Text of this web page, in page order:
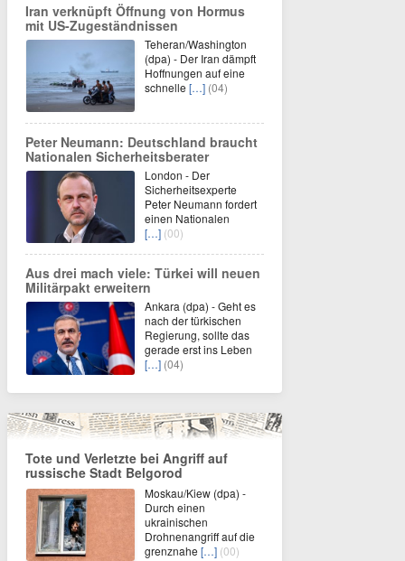
Iran verknüpft Öffnung von Hormus
mit US-Zugeständnissen
Teheran/Washington
(dpa) - Der Iran dämpft
Hoffnungen auf eine
schnelle […] (04)
Peter Neumann: Deutschland braucht
Nationalen Sicherheitsberater
London - Der
Sicherheitsexperte
Peter Neumann fordert
einen Nationalen
[…] (00)
Aus drei mach viele: Türkei will neuen
Militärpakt erweitern
Ankara (dpa) - Geht es
nach der türkischen
Regierung, sollte das
gerade erst ins Leben
[…] (04)
Tote und Verletzte bei Angriff auf
russische Stadt Belgorod
Moskau/Kiew (dpa) -
Durch einen
ukrainischen
Drohnenangriff auf die
grenznahe […] (00)